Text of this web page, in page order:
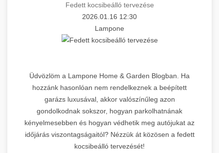
Fedett kocsibeálló tervezése
2026.01.16 12:30
Lampone
Üdvözlöm a Lampone Home & Garden Blogban. Ha
hozzánk hasonlóan nem rendelkeznek a beépített
garázs luxusával, akkor valószínűleg azon
gondolkodnak sokszor, hogyan parkolhatnának
kényelmesebben és hogyan védhetik meg autójukat az
időjárás viszontagságaitól? Nézzük át közösen a fedett
kocsibeálló tervezését!